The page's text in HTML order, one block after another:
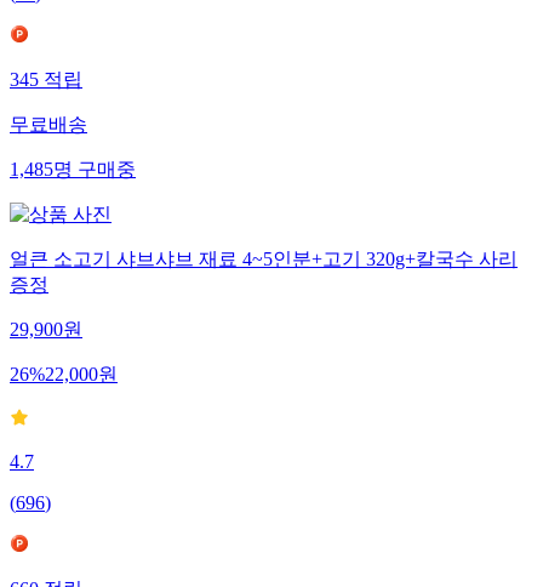
345 적립
무료배송
1,485명 구매중
얼큰 소고기 샤브샤브 재료 4~5인분+고기 320g+칼국수 사리
증정
29,900원
26%22,000원
4.7
(696)